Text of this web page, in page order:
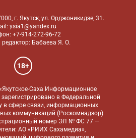
г. Якутск, ул. Орджоникидзе, 31.
ysia1@yandex.ru
+7-914-272-96-72
редактор: Бабаева Я. О.
18+
Саха Информационное
в Федеральной
в сфере связи, информационных
коммуникаций (Роскомнадзор)
номер ЭЛ № ФС 77 —
АО «РИИХ Сахамедиа»,